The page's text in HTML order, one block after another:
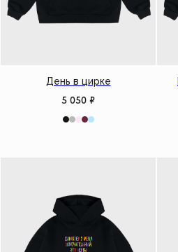
День в цирке
5 050 ₽